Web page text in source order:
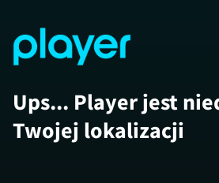
Ups... Player jest
Twojej lokalizacji